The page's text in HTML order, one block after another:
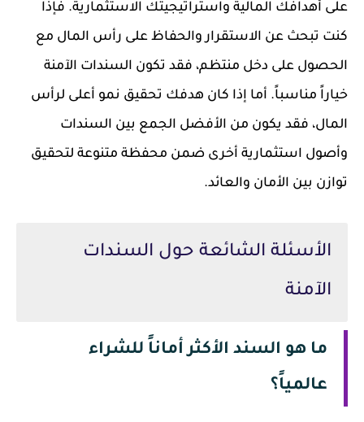
على أهدافك المالية واستراتيجيتك الاستثمارية. فإذا
كنت تبحث عن الاستقرار والحفاظ على رأس المال مع
الحصول على دخل منتظم، فقد تكون السندات الآمنة
خياراً مناسباً. أما إذا كان هدفك تحقيق نمو أعلى لرأس
المال، فقد يكون من الأفضل الجمع بين السندات
وأصول استثمارية أخرى ضمن محفظة متنوعة لتحقيق
توازن بين الأمان والعائد.
الأسئلة الشائعة حول السندات
الآمنة
ما هو السند الأكثر أماناً للشراء
عالمياً؟